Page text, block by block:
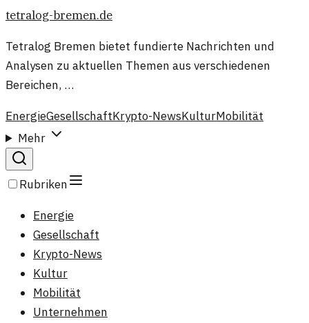
tetralog-bremen.de
Tetralog Bremen bietet fundierte Nachrichten und
Analysen zu aktuellen Themen aus verschiedenen
Bereichen, …
EnergieGesellschaftKrypto-NewsKulturMobilität
Mehr
Rubriken
Energie
Gesellschaft
Krypto-News
Kultur
Mobilität
Unternehmen